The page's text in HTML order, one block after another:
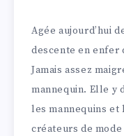
Agée aujourd’hui
descente en enfer
Jamais assez
mannequin. Elle y
les mannequins et
créateurs de